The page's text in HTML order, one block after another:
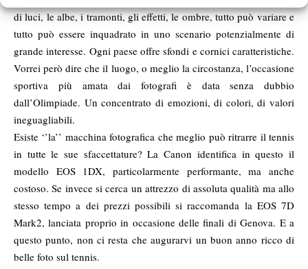
di luci, le albe, i tramonti, gli effetti, le ombre, tutto può variare e
tutto può essere inquadrato in uno scenario potenzialmente di
grande interesse. Ogni paese offre sfondi e cornici caratteristiche.
Vorrei però dire che il luogo, o meglio la circostanza, l’occasione
sportiva più amata dai fotografi è data senza dubbio
dall’Olimpiade. Un concentrato di emozioni, di colori, di valori
ineguagliabili.
Esiste ‘’la’’ macchina fotografica che meglio può ritrarre il tennis
in tutte le sue sfaccettature? La Canon identifica in questo il
modello EOS 1DX, particolarmente performante, ma anche
costoso. Se invece si cerca un attrezzo di assoluta qualità ma allo
stesso tempo a dei prezzi possibili si raccomanda la EOS 7D
Mark2, lanciata proprio in occasione delle finali di Genova. E a
questo punto, non ci resta che augurarvi un buon anno ricco di
belle foto sul tennis.